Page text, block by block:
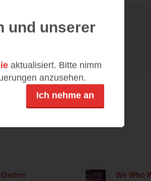
We Who
und unserer
aktualisiert. Bitte nimm
anzusehen.
Ich nehme an